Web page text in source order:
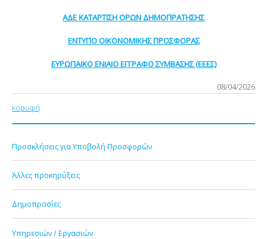
ΑΔΕ ΚΑΤΑΡΤΙΣΗ ΟΡΩΝ ΔΗΜΟΠΡΑΤΗΣΗΣ
ΕΝΤΥΠΟ ΟΙΚΟΝΟΜΙΚΗΣ ΠΡΟΣΦΟΡΑΣ
ΕΥΡΩΠΑΙΚΟ ΕΝΙΑΙΟ ΕΓΓΡΑΦΟ ΣΥΜΒΑΣΗΣ (ΕΕΕΣ)
08/04/2026
κορυφή
Προσκλήσεις για Υποβολή Προσφορών
Άλλες προκηρύξεις
Δημοπρασίες
Υπηρεσιών / Εργασιών